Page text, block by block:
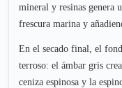
mineral y resinas genera
frescura marina y
En el secado final, el
terroso: el ámbar gris
ceniza espinosa y la